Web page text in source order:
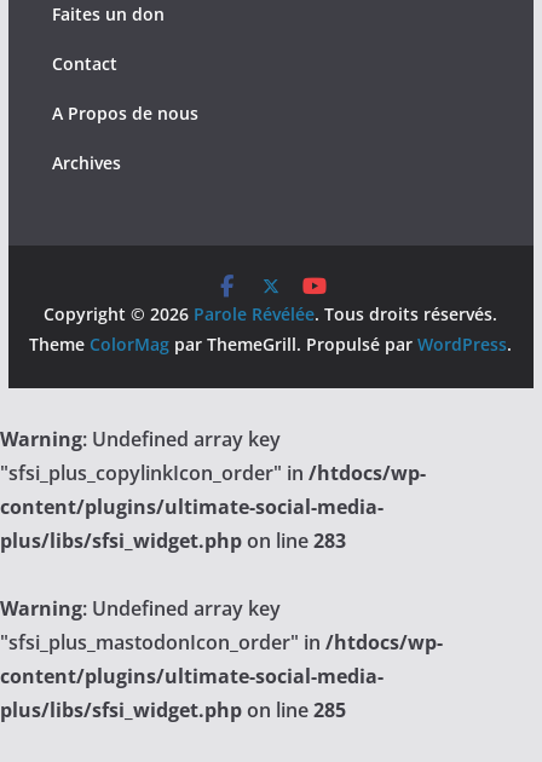
Faites un don
Contact
A Propos de nous
Archives
Copyright © 2026 Parole Révélée. Tous droits réservés.
Theme ColorMag par ThemeGrill. Propulsé parWordPress.
Warning: Undefined array key
"sfsi_plus_copylinkIcon_order" in /htdocs/wp-
content/plugins/ultimate-social-media-
plus/libs/sfsi_widget.phpon line283
Warning: Undefined array key
"sfsi_plus_mastodonIcon_order" in /htdocs/wp-
content/plugins/ultimate-social-media-
plus/libs/sfsi_widget.phpon line285